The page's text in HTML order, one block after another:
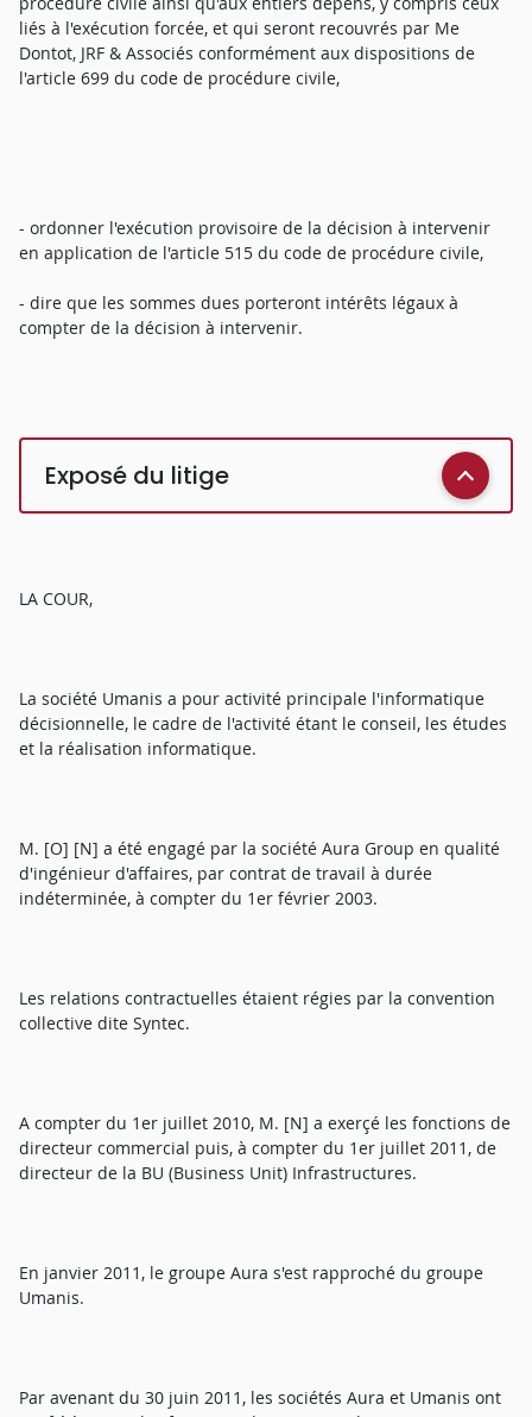
liés à l'exécution forcée, et qui seront recouvrés par Me
Dontot, JRF & Associés conformément aux dispositions de
l'article 699 du code de procédure civile,
- ordonner l'exécution provisoire de la décision à intervenir
en application de l'article 515 du code de procédure civile,
- dire que les sommes dues porteront intérêts légaux à
compter de la décision à intervenir.
Exposé du litige
LA COUR,
La société Umanis a pour activité principale l'informatique
décisionnelle, le cadre de l'activité étant le conseil, les études
et la réalisation informatique.
M. [O] [N] a été engagé par la société Aura Group en qualité
d'ingénieur d'affaires, par contrat de travail à durée
indéterminée, à compter du 1er février 2003.
Les relations contractuelles étaient régies par la convention
collective dite Syntec.
A compter du 1er juillet 2010, M. [N] a exerçé les fonctions de
directeur commercial puis, à compter du 1er juillet 2011, de
directeur de la BU (Business Unit) Infrastructures.
En janvier 2011, le groupe Aura s'est rapproché du groupe
Umanis.
Par avenant du 30 juin 2011, les sociétés Aura et Umanis ont